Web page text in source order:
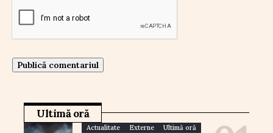
Ultimă oră
Actualitate Externe Ultimă oră